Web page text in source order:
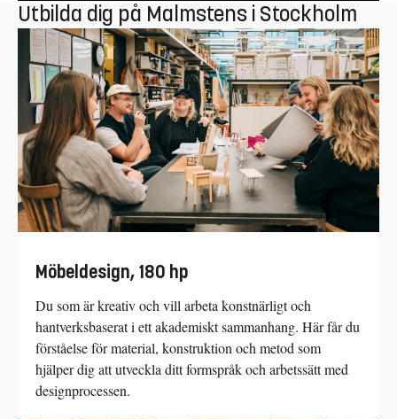
Utbilda dig på Malmstens i Stockholm
Möbeldesign, 180 hp
Du som är kreativ och vill arbeta konstnärligt och
hantverksbaserat i ett akademiskt sammanhang. Här får du
förståelse för material, konstruktion och metod som
hjälper dig att utveckla ditt formspråk och arbetssätt med
designprocessen.